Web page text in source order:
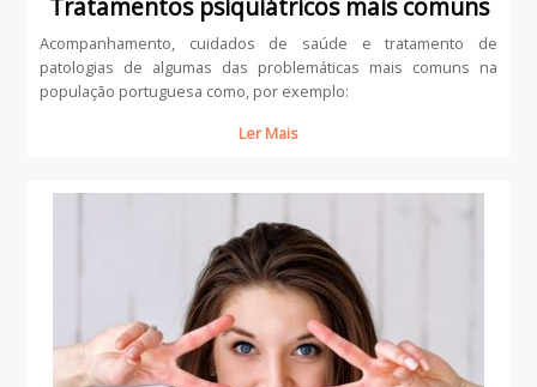
Tratamentos psiquiátricos mais comuns
Acompanhamento, cuidados de saúde e tratamento de
patologias de algumas das problemáticas mais comuns na
população portuguesa como, por exemplo:
Ler Mais